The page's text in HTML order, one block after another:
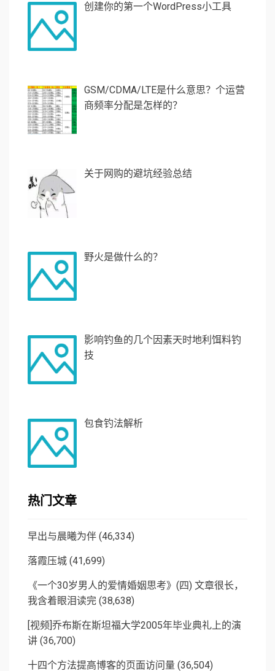
创建你的第一个WordPress小工具
GSM/CDMA/LTE是什么意思？个运营
商频率分配是怎样的？
关于网购的避坑经验总结
野火是做什么的？
影响钓鱼的几个因素天时地利饵料钓
技
包食钓法解析
热门文章
早出与晨曦为伴 (46,334)
落霞压城 (41,699)
《一个30岁男人的爱情婚姻思考》(四) 文章很长，
我含着眼泪读完 (38,638)
[视频]乔布斯在斯坦福大学2005年毕业典礼上的演
讲 (36,700)
十四个方法提高博客的页面访问量 (36,504)